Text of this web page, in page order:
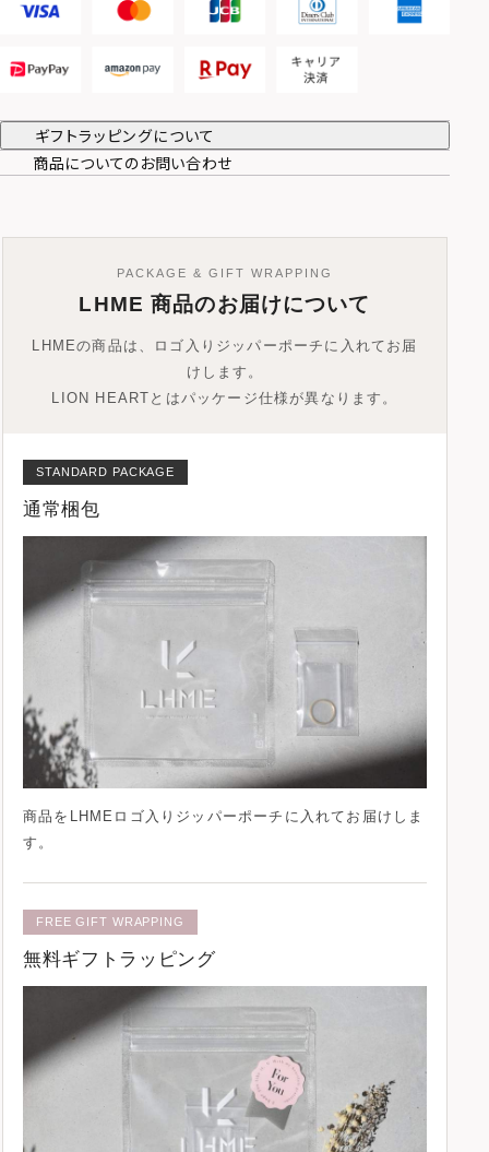
ギフトラッピングについて
商品についてのお問い合わせ
PACKAGE & GIFT WRAPPING
LHME 商品のお届けについて
LHMEの商品は、ロゴ入りジッパーポーチに入れてお届
けします。
LION HEARTとはパッケージ仕様が異なります。
STANDARD PACKAGE
通常梱包
商品を LHMEロゴ入りジッパーポーチ に入れてお届けしま
す。
FREE GIFT WRAPPING
無料ギフトラッピング